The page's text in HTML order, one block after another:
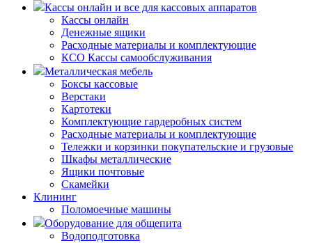
Кассы онлайн и все для кассовых аппаратов
Кассы онлайн
Денежные ящики
Расходные материалы и комплектующие
КСО Кассы самообслуживания
Металлическая мебель
Боксы кассовые
Верстаки
Картотеки
Комплектующие гардеробных систем
Расходные материалы и комплектующие
Тележки и корзинки покупательские и грузовые
Шкафы металлические
Ящики почтовые
Скамейки
Клининг
Поломоечные машины
Оборудование для общепита
Водоподготовка